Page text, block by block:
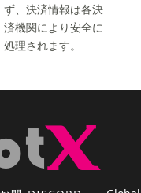
ず、決済情報は各決
済機関により安全に
処理されます。